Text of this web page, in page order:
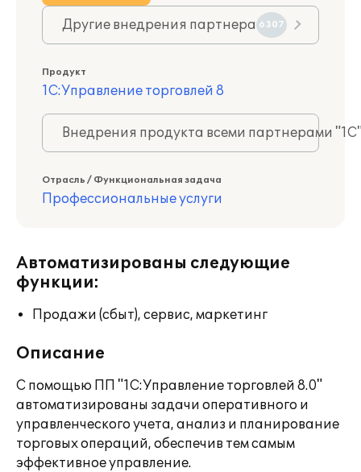
Другие внедрения партнера 6307
Продукт
1С:Управление торговлей 8
Внедрения продукта всеми партнерами
Отрасль / Функциональная задача
Профессиональные услуги
Автоматизированы следующие
функции:
Продажи (сбыт), сервис, маркетинг
Описание
С помощью ПП "1С:Управление торговлей 8.0"
автоматизированы задачи оперативного и
управленческого учета, анализ и планирование
торговых операций, обеспечив тем самым
эффективное управление.